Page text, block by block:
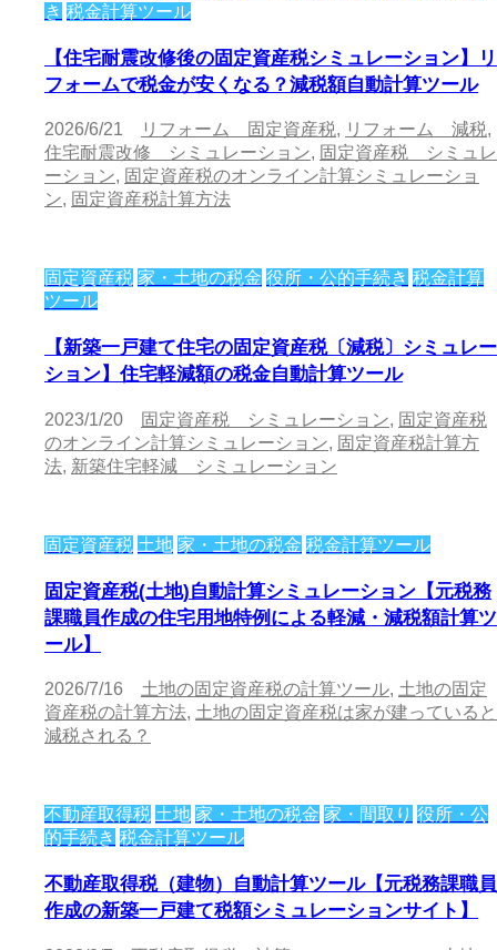
き 税金計算ツール
【住宅耐震改修後の固定資産税シミュレーション】リ
フォームで税金が安くなる？減税額自動計算ツール
2026/6/21 リフォーム 固定資産税, リフォーム 減税,
住宅耐震改修 シミュレーション, 固定資産税 シミュレ
ーション, 固定資産税のオンライン計算シミュレーショ
ン, 固定資産税計算方法
固定資産税 家・土地の税金 役所・公的手続き 税金計算
ツール
【新築一戸建て住宅の固定資産税〔減税〕シミュレー
ション】住宅軽減額の税金自動計算ツール
2023/1/20 固定資産税 シミュレーション, 固定資産税
のオンライン計算シミュレーション, 固定資産税計算方
法, 新築住宅軽減 シミュレーション
固定資産税 土地 家・土地の税金 税金計算ツール
固定資産税(土地)自動計算シミュレーション【元税務
課職員作成の住宅用地特例による軽減・減税額計算ツ
ール】
2026/7/16 土地の固定資産税の計算ツール, 土地の固定
資産税の計算方法, 土地の固定資産税は家が建っていると
減税される？
不動産取得税 土地 家・土地の税金 家・間取り 役所・公
的手続き 税金計算ツール
不動産取得税（建物）自動計算ツール【元税務課職員
作成の新築一戸建て税額シミュレーションサイト】